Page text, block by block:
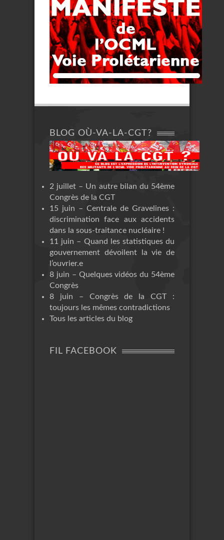
BLOG OÙ-VA-LA-CGT?
2 juillet – Un autre bilan du 54ème
Congrès de la CGT
15 juin – Centrale de Gravelines :
discrimination face aux accidents
dans la sous-traitance nucléaire !
11 juin – Quand les statistiques du
gouvernement dévoilent la vie de
l’ouvrier.e
8 juin – Quelques vidéos du 54ème
Congrès
8 juin – Congrès de la CGT :
toujours les mêmes contradictions
Tous les articles du blog
FIL FACEBOOK